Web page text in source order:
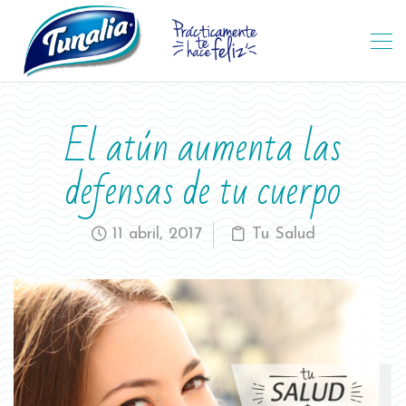
El atún aumenta las
defensas de tu cuerpo
11 abril, 2017 Tu Salud